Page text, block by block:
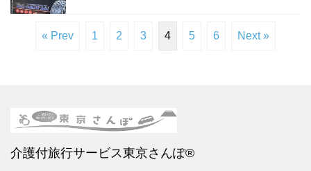
« Prev 1 2 3 4 5 6 Next »
介護付旅行サービス東京さんぽ®